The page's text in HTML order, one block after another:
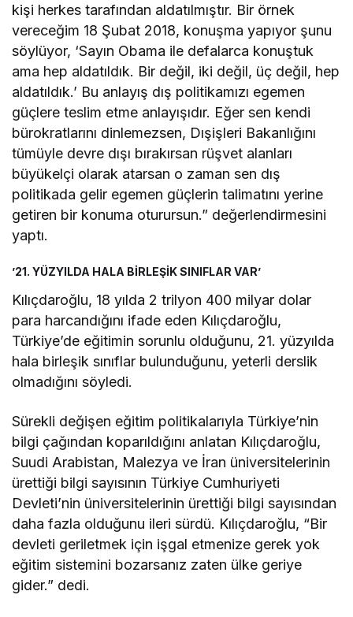
kişi herkes tarafından aldatılmıştır. Bir örnek
vereceğim 18 Şubat 2018, konuşma yapıyor şunu
söylüyor, ‘Sayın Obama ile defalarca konuştuk
ama hep aldatıldık. Bir değil, iki değil, üç değil, hep
aldatıldık.’ Bu anlayış dış politikamızı egemen
güçlere teslim etme anlayışıdır. Eğer sen kendi
bürokratlarını dinlemezsen, Dışişleri Bakanlığını
tümüyle devre dışı bırakırsan rüşvet alanları
büyükelçi olarak atarsan o zaman sen dış
politikada gelir egemen güçlerin talimatını yerine
getiren bir konuma oturursun.” değerlendirmesini
yaptı.
’21. YÜZYILDA HALA BİRLEŞİK SINIFLAR VAR’
Kılıçdaroğlu, 18 yılda 2 trilyon 400 milyar dolar
para harcandığını ifade eden Kılıçdaroğlu,
Türkiye’de eğitimin sorunlu olduğunu, 21. yüzyılda
hala birleşik sınıflar bulunduğunu, yeterli derslik
olmadığını söyledi.
Sürekli değişen eğitim politikalarıyla Türkiye’nin
bilgi çağından koparıldığını anlatan Kılıçdaroğlu,
Suudi Arabistan, Malezya ve İran üniversitelerinin
ürettiği bilgi sayısının Türkiye Cumhuriyeti
Devleti’nin üniversitelerinin ürettiği bilgi sayısından
daha fazla olduğunu ileri sürdü. Kılıçdaroğlu, “Bir
devleti geriletmek için işgal etmenize gerek yok
eğitim sistemini bozarsanız zaten ülke geriye
gider.” dedi.